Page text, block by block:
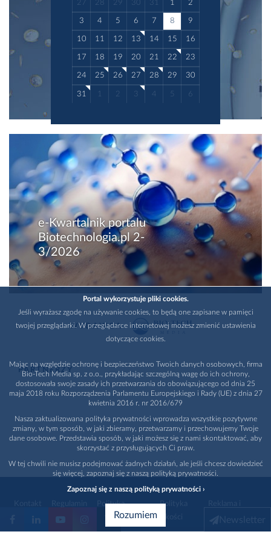
wiatr, promieniowanie...
27 28 29 30 31 1 2
3 4 5 6 7 8 9
10 11 12 13 14 15 16
17 18 19 20 21 22 23
24 25 26 27 28 29 30
31 1 2 3 4 5 6
e-Kwartalnik portalu
Biotechnologia.pl 2-
3/2026
WYDAWCA
PARTNERZY
Polityka
prywatności
Polityka
promocja
Portal wykorzystuje pliki cookies.
Jeśli wyrażasz zgodę na używanie cookies, to będą one zapisane w pamięci
twojej przeglądarki. W przeglądarce internetowej możesz zmienić ustawienia
dotyczące cookies.
Mając na względzie ochronę i bezpieczeństwo Twoich danych osobowych, firma
Bio-Tech Media sp. z o.o., przykładając szczególną wagę do ich ochrony,
dostosowała swoje zasady ich przetwarzania do obowiązującego od dnia 25
maja 2018 roku Rozporządzenia Parlamentu Europejskiego i Rady (UE) z dnia 27
kwietnia 2016 r. nr 2016/679
Nasza zaktualizowana polityka prywatności wprowadza wszystkie pozytywne
zmiany, w tym sposób, w jaki zbieramy, przetwarzamy i przechowujemy Twoje
dane osobowe. Przedstawia sposób, w jaki możesz się z nami skontaktować, aby
skorzystać z przysługujących Ci praw.
W tej chwili nie musisz podejmować żadnych działań, ale jeśli chcesz dowiedzieć
się więcej, zapoznaj się z naszą polityką prywatności.
Zapoznaj się z naszą polityką prywatności ›
Rozumiem Newsletter